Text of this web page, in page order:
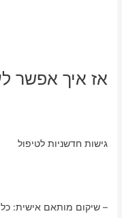
אז איך אפשר
גישות חדשניות לטיפול
– שיקום מותאם אישית: כל